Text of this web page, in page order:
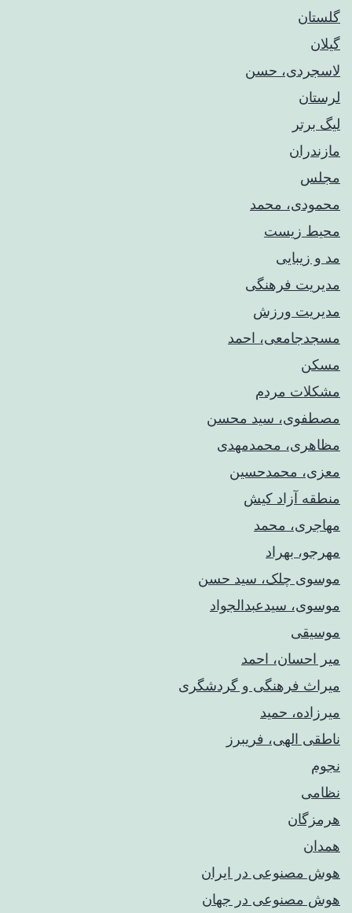
گلستان
گیلان
لاسجردی، حسن
لرستان
لیگ برتر
مازندران
مجلس
محمودی، محمد
محیط زیست
مد و زیبایی
مدیریت فرهنگی
مدیریت ورزش
مسجدجامعی، احمد
مسکن
مشکلات مردم
مصطفوی، سید محسن
مظاهری، محمدمهدی
معزی، محمدحسین
منطقه آزاد کیش
مهاجری، محمد
مهرجو، بهراد
موسوی چلک، سید حسن
موسوی، سیدعبدالجواد
موسیقی
میر احسان، احمد
میراث فرهنگی و گردشگری
میرزاده، حمید
ناطقی الهی، فریبرز
نجوم
نظامی
هرمزگان
همدان
هوش مصنوعی در ایران
هوش مصنوعی در جهان